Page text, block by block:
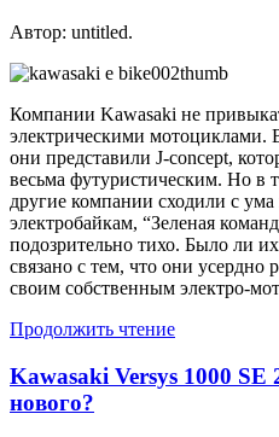
Автор: untitled.
Компании Kawasaki не
электрическими мотоциклами.
они представили J-concept,
весьма футуристическим. Но в
другие компании сходили с ума
электробайкам, “Зеленая
подозрительно тихо. Было ли
связано с тем, что они усердно
своим собственным электро-
Продолжить чтение
Kawasaki Versys 1000 SE
нового?